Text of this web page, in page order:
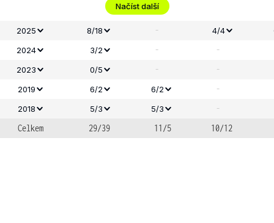
Načíst další
2025 8/18 - 4/4
2024
3/2 - -
2023 0/5 - -
2019 6/2 6/2 -
2018 5/3 5/3
-
Celkem
29/39 11/5 10/12